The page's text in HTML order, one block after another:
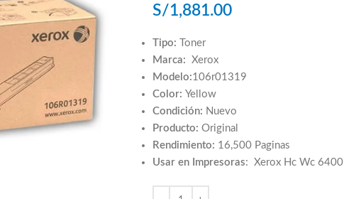
S/1,881.00
Tipo: Toner
Marca: Xerox
Modelo:106r01319
Color: Yellow
Condición: Nuevo
Producto: Original
Rendimiento: 16,500 Paginas
Usar en Impresoras: Xerox Hc Wc 6400